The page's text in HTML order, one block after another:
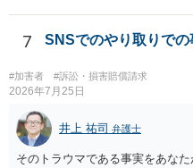
7 SNSでのやり取りでの
#加害者 #訴訟・損害賠償請求
2026年7月25日
井上 祐司 弁護士
そのトラウマである事実をあな